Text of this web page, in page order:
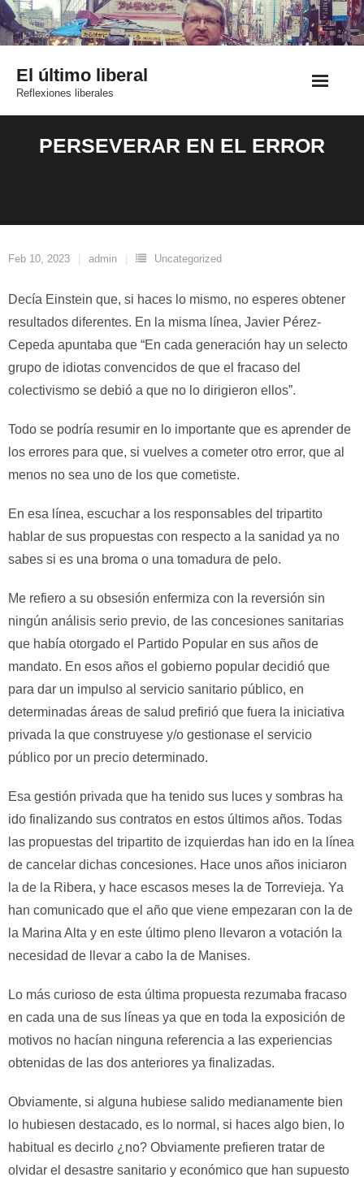
Saltar
al
El último liberal
Reflexiones liberales
PERSEVERAR EN EL ERROR
Feb 10, 2023 admin Uncategorized
Decía Einstein que, si haces lo mismo, no esperes obtener
resultados diferentes. En la misma línea, Javier Pérez-
Cepeda apuntaba que “En cada generación hay un selecto
grupo de idiotas convencidos de que el fracaso del
colectivismo se debió a que no lo dirigieron ellos”.
Todo se podría resumir en lo importante que es aprender de
los errores para que, si vuelves a cometer otro error, que al
menos no sea uno de los que cometiste.
En esa línea, escuchar a los responsables del tripartito
hablar de sus propuestas con respecto a la sanidad ya no
sabes si es una broma o una tomadura de pelo.
Me refiero a su obsesión enfermiza con la reversión sin
ningún análisis serio previo, de las concesiones sanitarias
que había otorgado el Partido Popular en sus años de
mandato. En esos años el gobierno popular decidió que
para dar un impulso al servicio sanitario público, en
determinadas áreas de salud prefirió que fuera la iniciativa
privada la que construyese y/o gestionase el servicio
público por un precio determinado.
Esa gestión privada que ha tenido sus luces y sombras ha
ido finalizando sus contratos en estos últimos años. Todas
las propuestas del tripartito de izquierdas han ido en la línea
de cancelar dichas concesiones. Hace unos años iniciaron
la de la Ribera, y hace escasos meses la de Torrevieja. Ya
han comunicado que el año que viene empezaran con la de
la Marina Alta y en este último pleno llevaron a votación la
necesidad de llevar a cabo la de Manises.
Lo más curioso de esta última propuesta rezumaba fracaso
en cada una de sus líneas ya que en toda la exposición de
motivos no hacían ninguna referencia a las experiencias
obtenidas de las dos anteriores ya finalizadas.
Obviamente, si alguna hubiese salido medianamente bien
lo hubiesen destacado, es lo normal, si haces algo bien, lo
habitual es decirlo ¿no? Obviamente prefieren tratar de
olvidar el desastre sanitario y económico que han supuesto